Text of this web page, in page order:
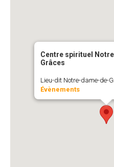
Centre spirituel
Grâces
Lieu-dit Notre-dame-de-
Évènements